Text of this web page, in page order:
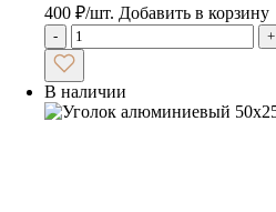
400 ₽/шт. Добавить в корзину
- +
В наличии